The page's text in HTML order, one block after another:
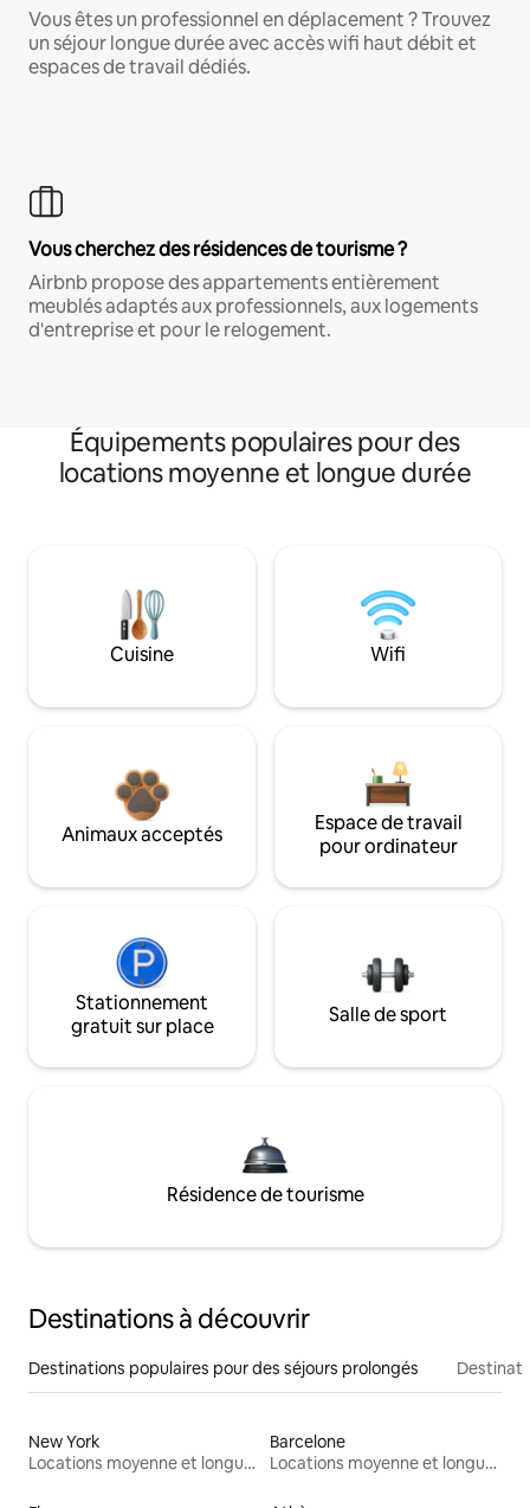
Vous êtes un professionnel en déplacement ? Trouvez
un séjour longue durée avec accès wifi haut débit et
espaces de travail dédiés.
Vous cherchez des résidences de tourisme ?
Airbnb propose des appartements entièrement
meublés adaptés aux professionnels, aux logements
d'entreprise et pour le relogement.
Équipements populaires pour des
locations moyenne et longue durée
Cuisine Wifi
Animaux acceptés
Espace de travail
pour ordinateur
Stationnement
gratuit sur place
Salle de sport
Résidence de tourisme
Destinations à découvrir
Destinations populaires pour des séjours prolongés
New York
Locations moyenne et longue durée
Barcelone
Locations moyenne et longue durée